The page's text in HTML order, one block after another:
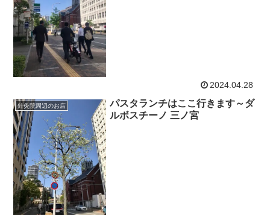
2024.04.28
針灸院周辺のお店
パスタランチはここ行きます～ダ
ルボスチーノ 三ノ宮